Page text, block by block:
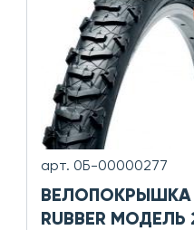
арт. 0Б-00000277
ВЕЛОПОКРЫШКА
RUBBER МОДЕЛЬ